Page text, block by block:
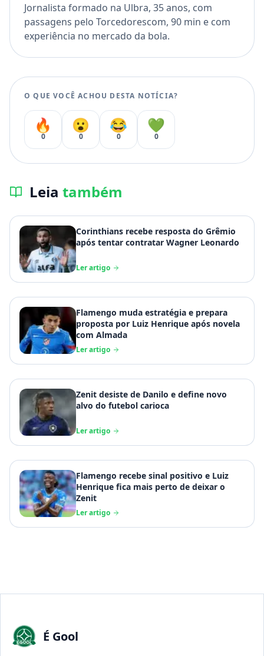
Jornalista formado na Ulbra, 35 anos, com
passagens pelo Torcedorescom, 90 min e com
experiência no mercado da bola.
O QUE VOCÊ ACHOU DESTA NOTÍCIA?
🔥
0
😮
0
😂
0
💚
0
Leia também
Corinthians recebe resposta do Grêmio
após tentar contratar Wagner Leonardo
Ler artigo
Flamengo muda estratégia e prepara
proposta por Luiz Henrique após novela
com Almada
Ler artigo
Zenit desiste de Danilo e define novo
alvo do futebol carioca
Ler artigo
Flamengo recebe sinal positivo e Luiz
Henrique fica mais perto de deixar o
Zenit
Ler artigo
É Gool